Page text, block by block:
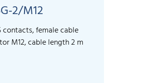
2/M12
contacts, female cable
M12, cable length 2 m